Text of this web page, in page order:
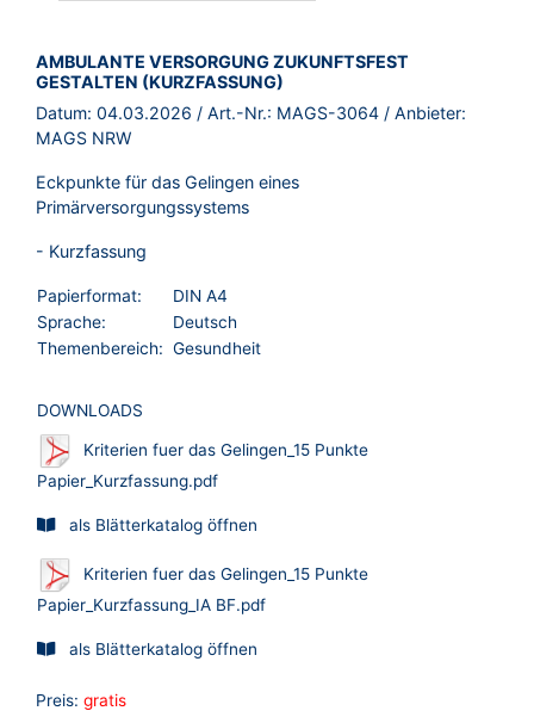
BROSCHÜRE:
AMBULANTE VERSORGUNG ZUKUNFTSFEST
GESTALTEN (KURZFASSUNG)
Datum: 04.03.2026 / Art.-Nr.: MAGS-3064 / Anbieter:
MAGS NRW
Eckpunkte für das Gelingen eines
Primärversorgungssystems
- Kurzfassung
Papierformat:
DIN A4
Sprache:
Deutsch
Themenbereich: Gesundheit
DOWNLOADS
Kriterien fuer das Gelingen_15 Punkte
Papier_Kurzfassung.pdf
als Blätterkatalog öffnen
Kriterien fuer das Gelingen_15 Punkte
Papier_Kurzfassung_IA BF.pdf
als Blätterkatalog öffnen
Preis: gratis